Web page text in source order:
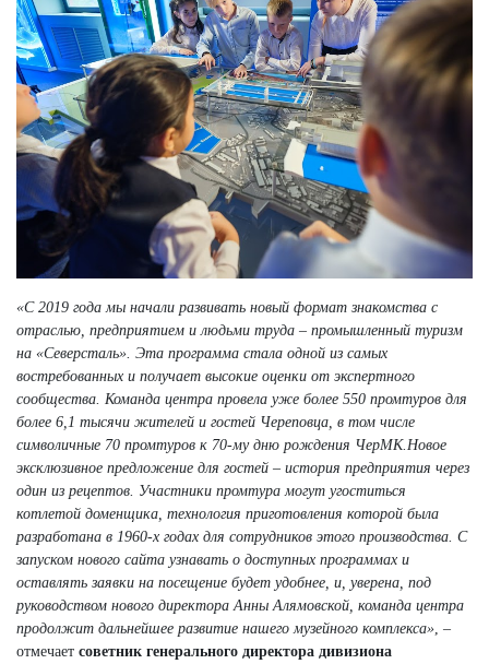
«С 2019 года мы начали развивать новый формат знакомства с
отраслью, предприятием и людьми труда – промышленный туризм
на «Северсталь». Эта программа стала одной из самых
востребованных и получает высокие оценки от экспертного
сообщества. Команда центра провела уже более 550 промтуров для
более 6,1 тысячи жителей и гостей Череповца, в том числе
символичные 70 промтуров к 70-му дню рождения ЧерМК.Новое
эксклюзивное предложение для гостей – история предприятия через
один из рецептов. Участники промтура могут угоститься
котлетой доменщика, технология приготовления которой была
разработана в 1960-х годах для сотрудников этого производства. С
запуском нового сайта узнавать о доступных программах и
оставлять заявки на посещение будет удобнее, и, уверена, под
руководством нового директора Анны Алямовской, команда центра
продолжит дальнейшее развитие нашего музейного комплекса» , –
отмечает советник генерального директора дивизиона